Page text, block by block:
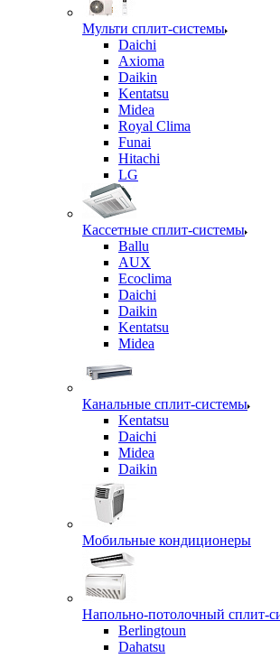
Мульти сплит-системы
Daichi
Axioma
Daikin
Kentatsu
Midea
Royal Clima
Funai
Hitachi
LG
Кассетные сплит-системы
Ballu
AUX
Ecoclima
Daichi
Daikin
Kentatsu
Midea
Канальные сплит-системы
Kentatsu
Daichi
Midea
Daikin
Мобильные кондиционеры
Напольно-потолочный сплит-
Berlingtoun
Dahatsu